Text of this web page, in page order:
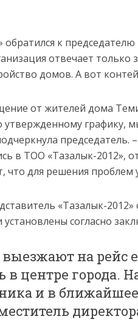
обратился к
отвечает
домов. А вот
от жителей дома
утвержденному графику,
председатель.
в ТОО «Тазалык-2012»,
что для решения проблем
«Тазалык-
установлены согласно
на рейс
в центре
и в